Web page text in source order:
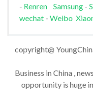
- Renren Samsung-
wechat - Weibo
copyright@
Business in China ,
opportunity is huge